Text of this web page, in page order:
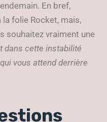
En bref,
la folie Rocket, mais,
souhaitez vraiment une
dans cette instabilité
vous attend derrière